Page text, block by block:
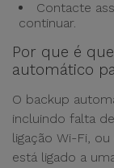
Contacte
continuar.
Por que é
automático
O backup
incluindo falta
ligação Wi-Fi,
está ligado a